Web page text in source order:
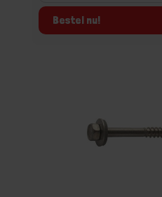
Bestel nu!